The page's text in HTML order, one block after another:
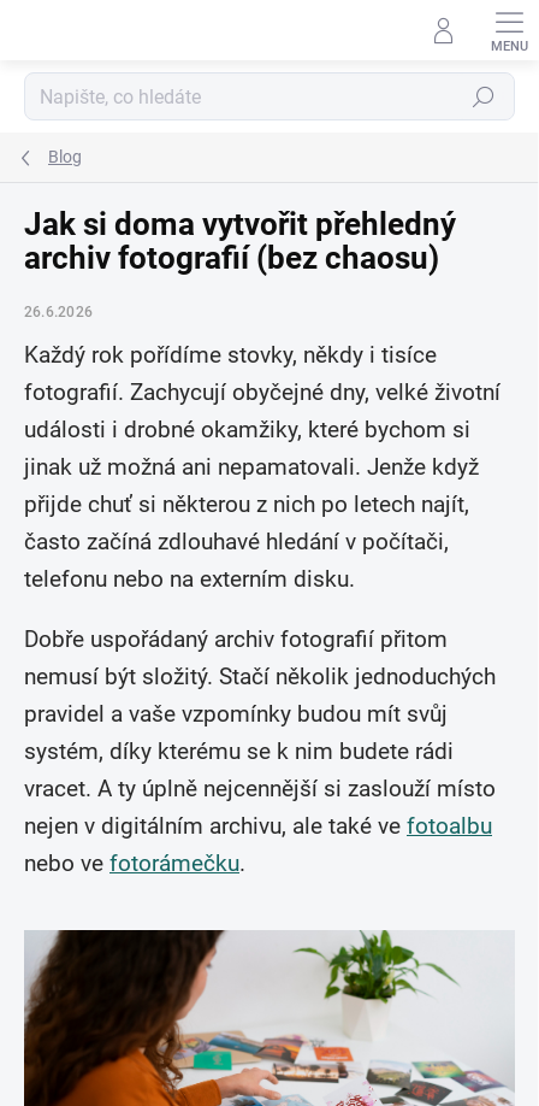
Hledat
Blog
Jak si doma vytvořit přehledný
archiv fotografií (bez chaosu)
26.6.2026
Každý rok pořídíme stovky, někdy i tisíce
fotografií. Zachycují obyčejné dny, velké životní
události i drobné okamžiky, které bychom si
jinak už možná ani nepamatovali. Jenže když
přijde chuť si některou z nich po letech najít,
často začíná zdlouhavé hledání v počítači,
telefonu nebo na externím disku.
Dobře uspořádaný archiv fotografií přitom
nemusí být složitý. Stačí několik jednoduchých
pravidel a vaše vzpomínky budou mít svůj
systém, díky kterému se k nim budete rádi
vracet. A ty úplně nejcennější si zaslouží místo
nejen v digitálním archivu, ale také ve fotoalbu
nebo ve fotorámečku.